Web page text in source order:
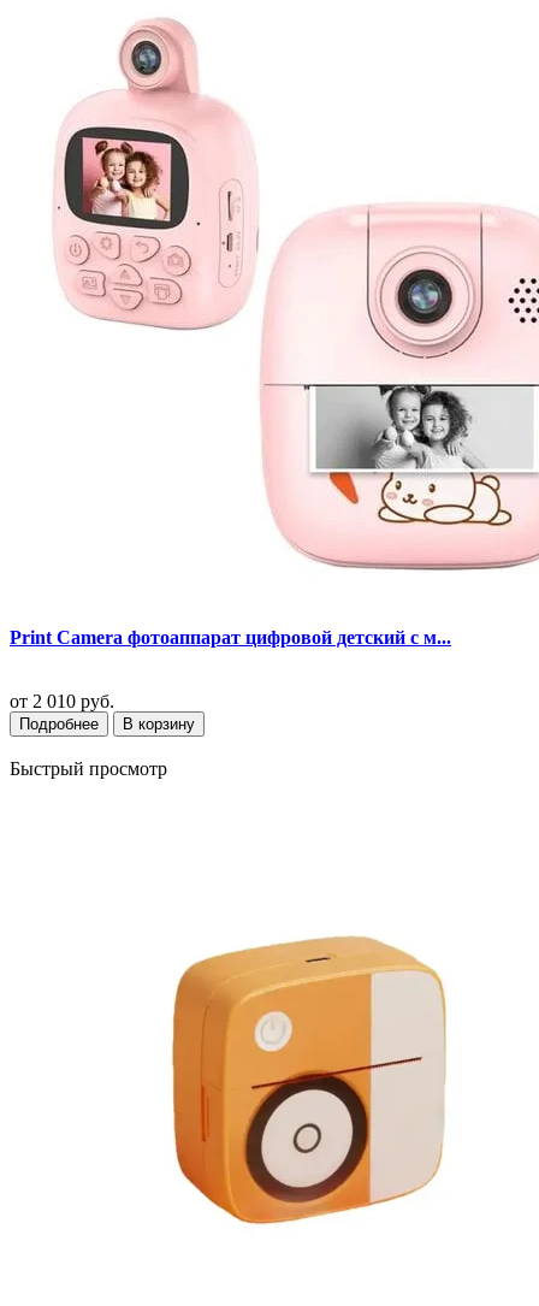
Print Camera фотоаппарат цифровой детский с м...
от 2 010 руб.
Подробнее В корзину
Быстрый просмотр